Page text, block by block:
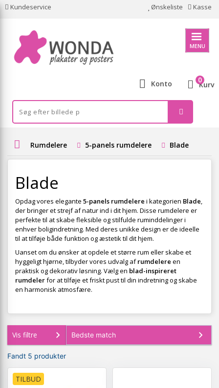
Kundeservice Ønskeliste Kasse
MENU
Konto Kurv
0
Rumdelere 5-panels rumdelere Blade
Blade
Opdag vores elegante 5-panels rumdelere i kategorien Blade,
der bringer et strejf af natur ind i dit hjem. Disse rumdelere er
perfekte til at skabe fleksible og stilfulde ruminddelinger i
enhver boligindretning. Med deres unikke design er de ideelle
til at tilføje både funktion og æstetik til dit hjem.
Uanset om du ønsker at opdele et større rum eller skabe et
hyggeligt hjørne, tilbyder vores udvalg afrumdelere en
praktisk og dekorativ løsning. Vælg en blad-inspireret
rumdelerfor at tilføje et friskt pust til din indretning og skabe
en harmonisk atmosfære.
Vis filtre
Fandt 5 produkter
TILBUD